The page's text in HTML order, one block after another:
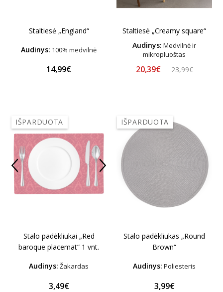
Staltiesė „England“
Audinys: 100% medvilnė
14,99€
Staltiesė „Creamy square“
Audinys: Medvilnė ir
mikropluoštas
20,39€ 23,99€
IŠPARDUOTA
Stalo padėkliukai „Red
baroque placemat“ 1 vnt.
Audinys: Žakardas
3,49€
IŠPARDUOTA
Stalo padėkliukas „Round
Brown“
Audinys: Poliesteris
3,99€